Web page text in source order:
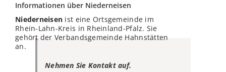
Informationen über Niederneisen
Niederneisen ist eine Ortsgemeinde im
Rhein-Lahn-Kreis in Rheinland-Pfalz. Sie
gehört der Verbandsgemeinde Hahnstätten
an.
Nehmen Sie Kontakt auf.